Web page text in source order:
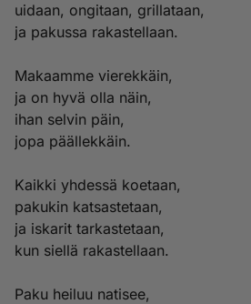
uidaan, ongitaan, grillataan,
ja pakussa rakastellaan.
Makaamme vierekkäin,
ja on hyvä olla näin,
ihan selvin päin,
jopa päällekkäin.
Kaikki yhdessä koetaan,
pakukin katsastetaan,
ja iskarit tarkastetaan,
kun siellä rakastellaan.
Paku heiluu natisee,